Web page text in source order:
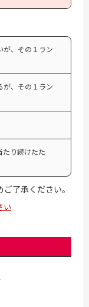
が、その１ラン
が、その１ラン
たり続けたた
了承ください。
い